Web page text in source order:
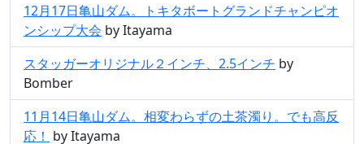
12月17日亀山ダム。トキタボートグランドチャンピオ
ンシップ大会 by Itayama
スタッガーオリジナル２インチ、2.5インチ by
Bomber
11月14日亀山ダム。相変わらずの土茶濁り。でも高反
応！ by Itayama